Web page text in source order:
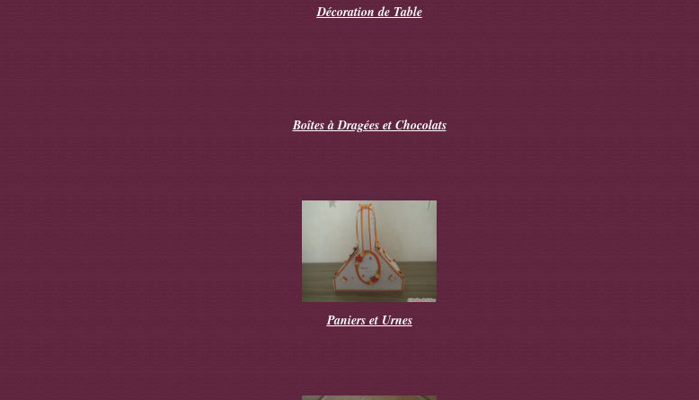
Décoration de Table
Boîtes à Dragées et Chocolats
Paniers et Urnes